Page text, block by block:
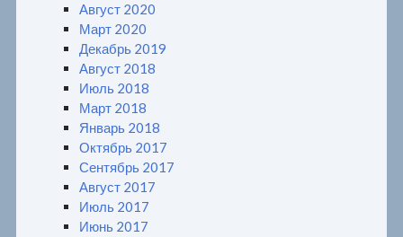
Август 2020
Март 2020
Декабрь 2019
Август 2018
Июль 2018
Март 2018
Январь 2018
Октябрь 2017
Сентябрь 2017
Август 2017
Июль 2017
Июнь 2017